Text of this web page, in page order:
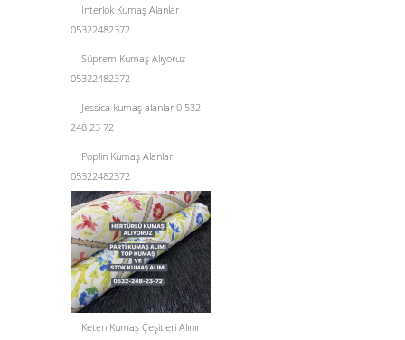
İnterlok Kumaş Alanlar
05322482372
Süprem Kumaş Alıyoruz
05322482372
Jessica kumaş alanlar 0 532
248 23 72
Poplin Kumaş Alanlar
05322482372
Keten Kumaş Çeşitleri Alınır